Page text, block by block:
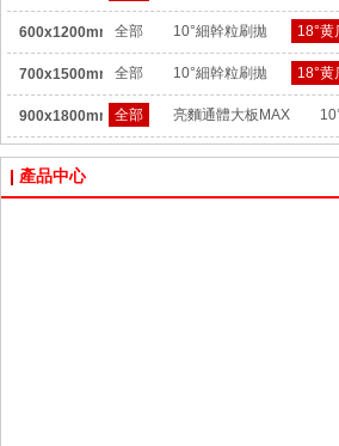
600x1200mm：全部 10°細幹粒刷拋 18°黄
700x1500mm：全部 10°細幹粒刷拋 18°黄
900x1800mm：全部 亮麵通體大板MAX
產品中心